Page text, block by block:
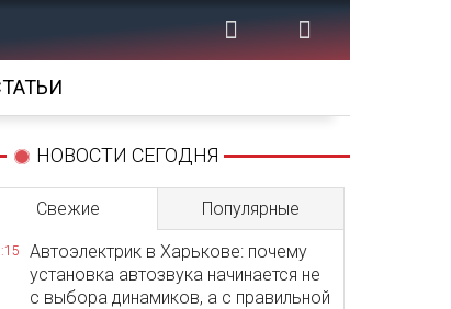
НОВОСТИ СЕГОДНЯ
Свежие Популярные
Автоэлектрик в Харькове: почему
установка автозвука начинается не
с выбора динамиков, а с правильной